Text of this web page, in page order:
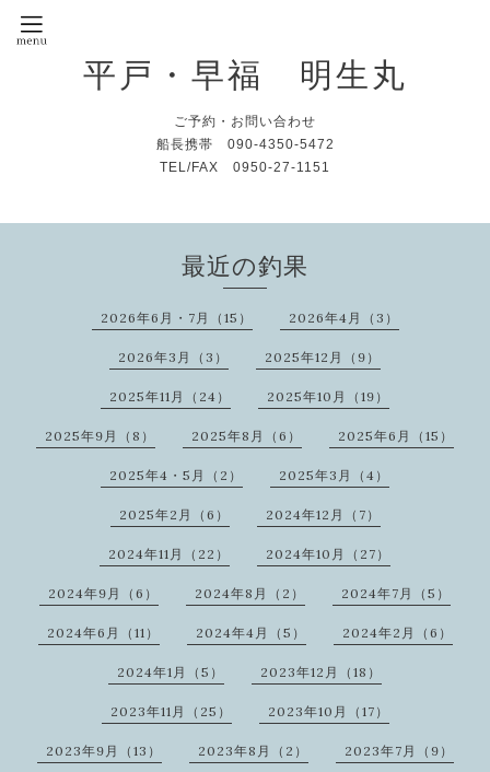
平戸・早福 明生丸
ご予約・お問い合わせ
船長携帯 090-4350-5472
TEL/FAX 0950-27-1151
最近の釣果
2026年6月・7月（15） 2026年4月（3）
2026年3月（3） 2025年12月（9）
2025年11月（24） 2025年10月（19）
2025年9月（8） 2025年8月（6） 2025年6月（15）
2025年4・5月（2） 2025年3月（4）
2025年2月（6） 2024年12月（7）
2024年11月（22） 2024年10月（27）
2024年9月（6） 2024年8月（2） 2024年7月（5）
2024年6月（11） 2024年4月（5） 2024年2月（6）
2024年1月（5） 2023年12月（18）
2023年11月（25） 2023年10月（17）
2023年9月（13） 2023年8月（2） 2023年7月（9）